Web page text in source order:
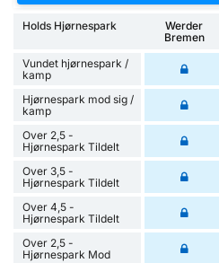
Holds Hjørnespark
Werder
Bremen
Vundet hjørnespark /
kamp
Hjørnespark mod sig /
kamp
Over 2,5 -
Hjørnespark Tildelt
Over 3,5 -
Hjørnespark Tildelt
Over 4,5 -
Hjørnespark Tildelt
Over 2,5 -
Hjørnespark Mod